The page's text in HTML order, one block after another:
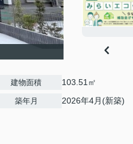
建物面積 103.51㎡
築年月 2026年4月(新築)